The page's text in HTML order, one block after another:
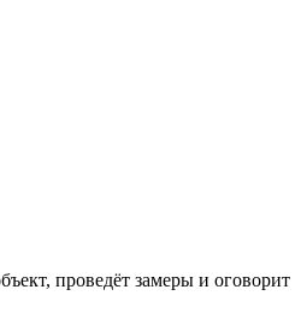
проведёт замеры и оговорит